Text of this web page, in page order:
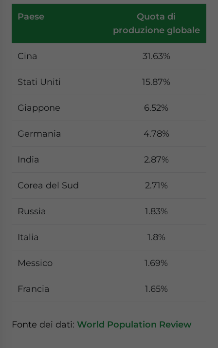
Paese
Quota di
produzione globale
Cina 31.63%
Stati Uniti 15.87%
Giappone 6.52%
Germania 4.78%
India 2.87%
Corea del Sud 2.71%
Russia 1.83%
Italia 1.8%
Messico 1.69%
Francia 1.65%
Fonte dei dati: World Population Review